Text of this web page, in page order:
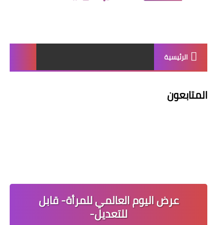
الرئيسية
المتابعون
عرض اليوم العالمي للمرأة- قابل
للتعديل-